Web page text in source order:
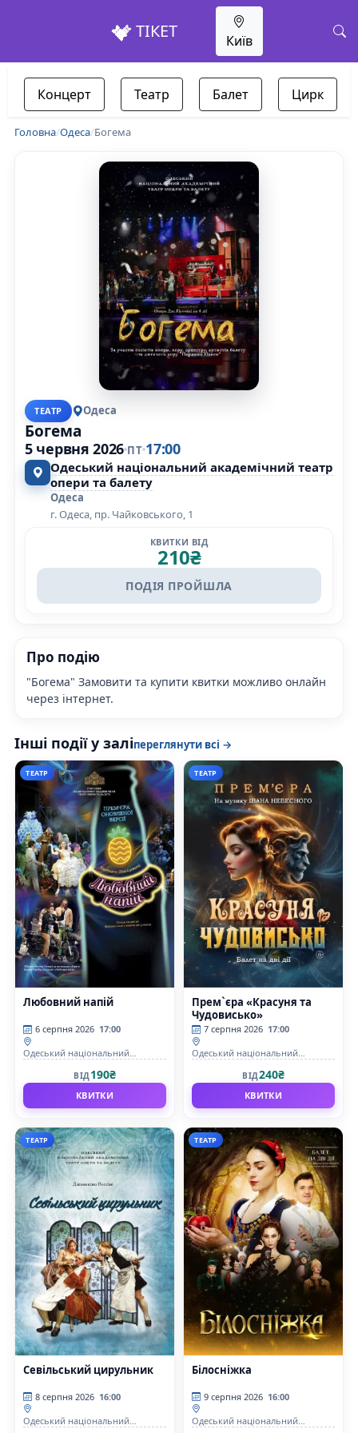
ТІКЕТ Київ
Концерт Театр Балет Цирк
Головна/Одеса/Богема
ТЕАТР Одеса
Богема
5 червня 2026 ПТ 17:00
Одеський національний академічний театр
опери та балету
Одеса
г. Одеса, пр. Чайковського, 1
КВИТКИ ВІД
210₴
ПОДІЯ ПРОЙШЛА
Про подію
"Богема" Замовити та купити квитки можливо онлайн
через інтернет.
Інші події у заліпереглянути всі →
ТЕАТР
Любовний напій
6 серпня 2026 17:00
Одеський національний
ВІД190₴
КВИТКИ
ТЕАТР
Прем`єра «Красуня та
Чудовисько»
7 серпня 2026 17:00
Одеський національний
ВІД240₴
КВИТКИ
ТЕАТР
Севільський цирульник
8 серпня 2026 16:00
Одеський національний
ТЕАТР
Білосніжка
9 серпня 2026 16:00
Одеський національний